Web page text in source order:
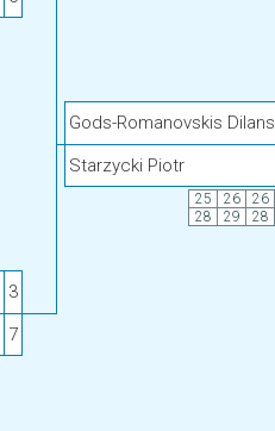
Gods-Romanovskis Dilans
Starzycki Piotr
25 26
26
28
29 28
3
7